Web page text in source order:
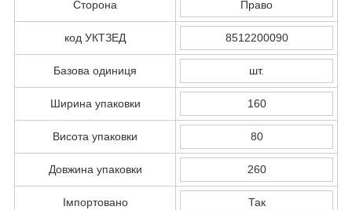
Сторона Право
код УКТЗЕД 8512200090
Базова одиниця шт.
Ширина упаковки 160
Висота упаковки 80
Довжина упаковки 260
Імпортовано Так